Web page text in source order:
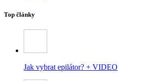
Top články
Jak vybrat epilátor? + VIDEO